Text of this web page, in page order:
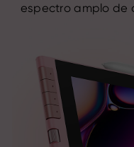
espectro amplo de